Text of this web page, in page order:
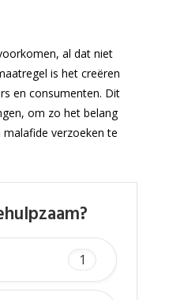
al dat niet
is het creëren
en consumenten. Dit
om zo het belang
verzoeken te
1